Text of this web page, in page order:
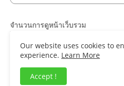
จำนวนการดูหน้าเว็บรวม
9052
Home
About
Copyright ©
Our website uses cookies to
experience. Learn More
Accept !